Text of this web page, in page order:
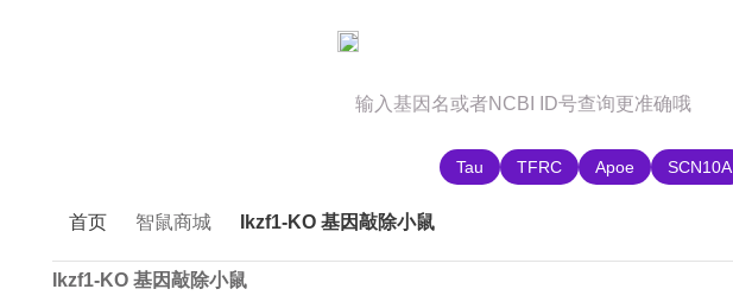
Tau TFRC Apoe SCN10A
首页 智鼠商城 Ikzf1-KO 基因敲除小鼠
Ikzf1-KO 基因敲除小鼠